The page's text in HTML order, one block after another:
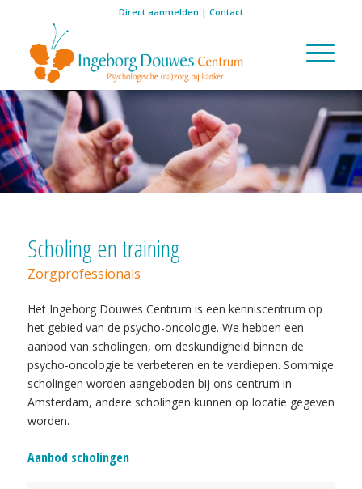
Direct aanmelden | Contact
Scholing en training
Zorgprofessionals
Het Ingeborg Douwes Centrum is een kenniscentrum op
het gebied van de psycho-oncologie. We hebben een
aanbod van scholingen, om deskundigheid binnen de
psycho-oncologie te verbeteren en te verdiepen. Sommige
scholingen worden aangeboden bij ons centrum in
Amsterdam, andere scholingen kunnen op locatie gegeven
worden.
Aanbod scholingen